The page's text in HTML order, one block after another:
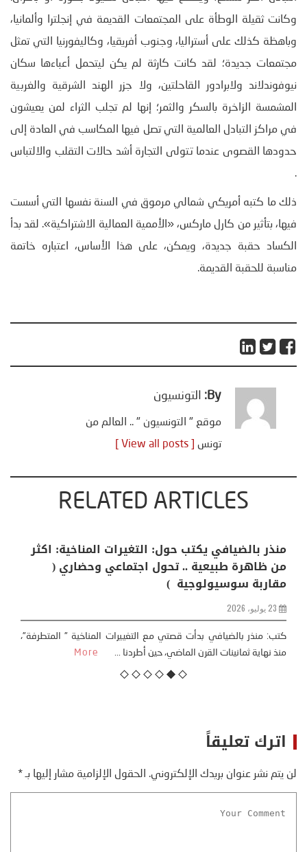
وكانت ثقيلة الوطأة على المجتمعات القديمة في إنجلترا وألمانيا،
وباهظة كذلك على أستراليا، وجنوب أفريقيا، وكاليفورنيا التي تمثل
مجتمعات جديدة؛ لقد كانت كارثة لم يكن ليتحمل أعباءها سكان
نيوفوندلاند ولابرادور القاحلتين، ولا جزر الهند الشرقية والغربية
المشمسة الزاخرة بالسكر والثمر؛ إنها لم تجلب الثراء لمن يعيشون
في مراكز التبادل العالمية التي تصل فيها المكاسب في العادة إلى
حدودها القصوى عندما تتولى التجارة أشد حالات التقلب والالتباس
.
ذلك ما كتبه أمريكي شمالي مرموق في السنة نفسها التي أسست
فيها، بتأثير من كارل ماركس، «الأممية العمالية الاشتراكية». لقد بدأ
الكساد حقبة جديدة، ويمكن، على هذا الأساس، اعتباره خاتمة
مناسبة للحقبة القديمة.
By: التونسيون
موقع " التونسيون " .. العالم من
تونس
RELATED ARTICLES
منذر بالضيافي يكتب حول: التغيرات المناخية: اكثر
من ظاهرة طبيعية .. تحول اجتماعي وحضاري (
مقاربة سوسيولوجية )
23 يوليو، 2026
كتب: منذر بالضيافي بدأت قصتي مع التغييرات المناخية ” المتطرفة”،
منذ نهاية ثمانينات القرن الماضي، حين أطردنا ...
More
اترك تعليقاً
لن يتم نشر عنوان بريدك الإلكتروني. الحقول الإلزامية مشار إليها بـ*